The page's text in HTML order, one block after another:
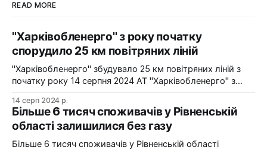
READ MORE
"Харківобленерго" з року початку
спорудило 25 км повітряних ліній
"Харківобленерго" збудувало 25 км повітряних ліній з
початку року 14 серпня 2024 АТ "Харківобленерго" з
ліній, оновило 1134 опори та встановило 5 нових
електропідстанцій у рамках інвестиційної програми на
2024-2025 роки. Фото: "Харківобленерго" "АТ
"Харківобленерго&
14 серп 2024 р.
Більше 6 тисяч споживачів у Рівненській
області залишилися без газу
Більше 6 тисяч споживачів у Рівненській області